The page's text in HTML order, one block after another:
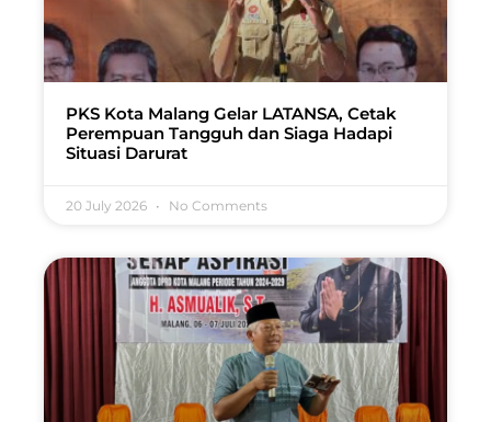
PKS Kota Malang Gelar LATANSA, Cetak
Perempuan Tangguh dan Siaga Hadapi
Situasi Darurat
20 July 2026 No Comments